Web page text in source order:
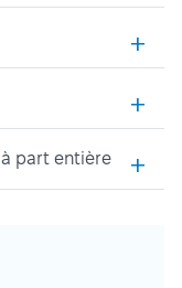
+
+
part entière +